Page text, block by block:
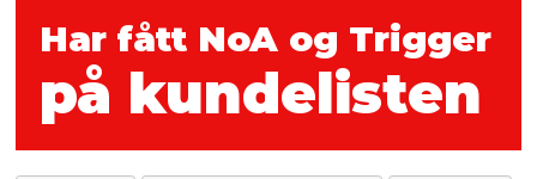
Har fått NoA og Trigger
på kundelisten